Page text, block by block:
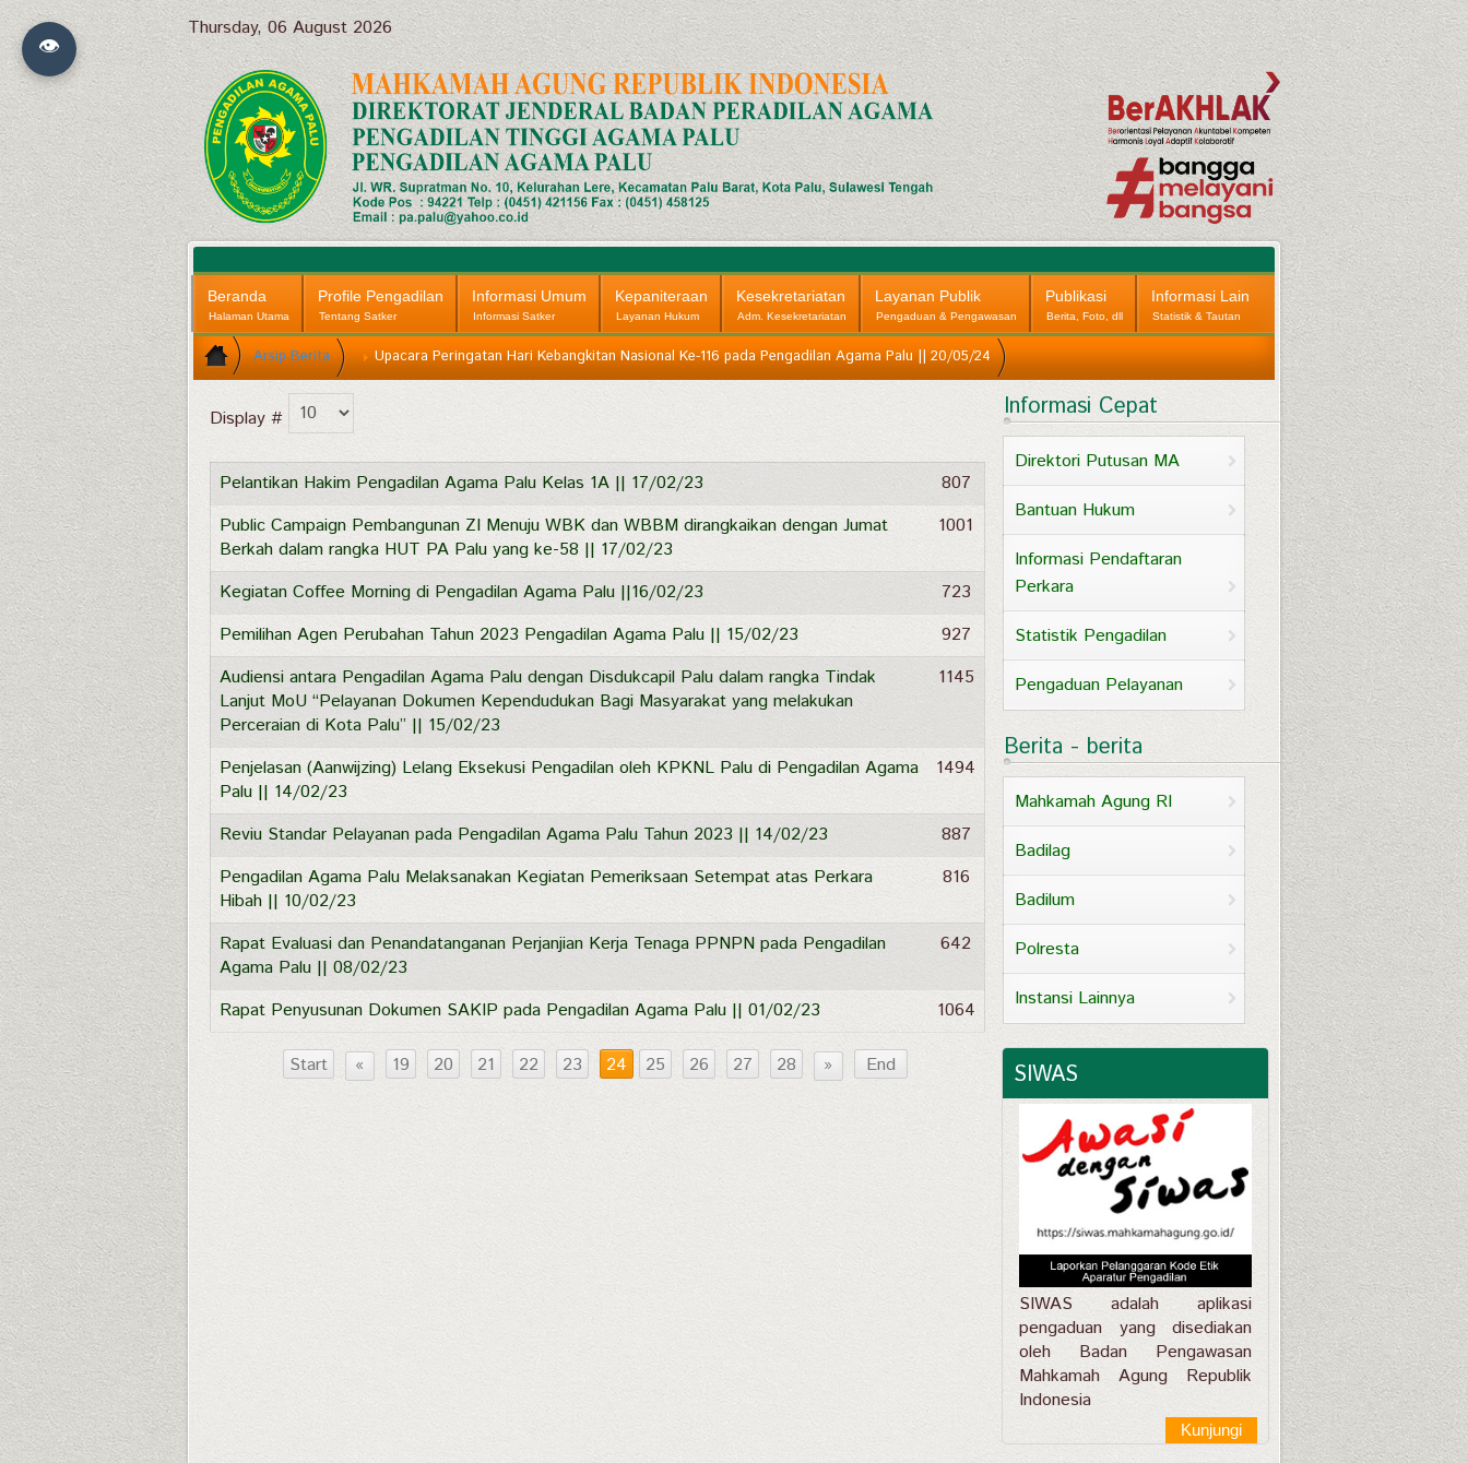
Thursday, 06 August 2026
Beranda
Halaman Utama
Profile Pengadilan
Tentang Satker
Informasi Umum
Informasi Satker
Kepaniteraan
Layanan Hukum
Kesekretariatan
Adm. Kesekretariatan
Layanan Publik
Pengaduan & Pengawasan
Publikasi
Berita, Foto, dll
Informasi Lain
Statistik & Tautan
Arsip Berita Upacara Peringatan Hari Kebangkitan Nasional Ke-116 pada Pengadilan Agama Palu || 20/05/24
Display #
Pelantikan Hakim Pengadilan Agama Palu Kelas 1A || 17/02/23
807
Public Campaign Pembangunan ZI Menuju WBK dan WBBM dirangkaikan dengan Jumat
Berkah dalam rangka HUT PA Palu yang ke-58 || 17/02/23
1001
Kegiatan Coffee Morning di Pengadilan Agama Palu ||16/02/23
723
Pemilihan Agen Perubahan Tahun 2023 Pengadilan Agama Palu || 15/02/23
927
Audiensi antara Pengadilan Agama Palu dengan Disdukcapil Palu dalam rangka Tindak
Lanjut MoU “Pelayanan Dokumen Kependudukan Bagi Masyarakat yang melakukan
Perceraian di Kota Palu” || 15/02/23
1145
Penjelasan (Aanwijzing) Lelang Eksekusi Pengadilan oleh KPKNL Palu di Pengadilan Agama
Palu || 14/02/23
1494
Reviu Standar Pelayanan pada Pengadilan Agama Palu Tahun 2023 || 14/02/23
887
Pengadilan Agama Palu Melaksanakan Kegiatan Pemeriksaan Setempat atas Perkara
Hibah || 10/02/23
816
Rapat Evaluasi dan Penandatanganan Perjanjian Kerja Tenaga PPNPN pada Pengadilan
Agama Palu || 08/02/23
642
Rapat Penyusunan Dokumen SAKIP pada Pengadilan Agama Palu || 01/02/23 1064
Start « 19 20 21 22 23 24 25 26 27 28 » End
Informasi Cepat
Direktori Putusan MA
Bantuan Hukum
Informasi Pendaftaran
Perkara
Statistik Pengadilan
Pengaduan Pelayanan
Berita - berita
Mahkamah Agung RI
Badilag
Badilum
Polresta
Instansi Lainnya
SIWAS
SIWAS adalah aplikasi
pengaduan yang disediakan
oleh Badan Pengawasan
Mahkamah Agung Republik
Indonesia
Kunjungi
👁